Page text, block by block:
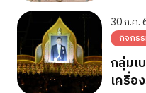
30 ก.ค.
กิจกร
กลุ่มเ
เครื่อ